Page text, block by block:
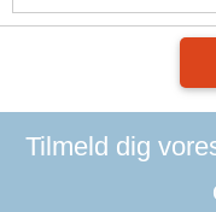
Tilmeld dig